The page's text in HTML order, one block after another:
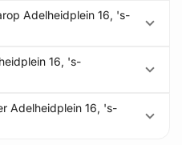
Adelheidplein 16, 's-
16, 's-
Adelheidplein 16, 's-